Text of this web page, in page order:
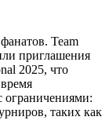
Team
приглашения
2025, что
ограничениями:
таких как